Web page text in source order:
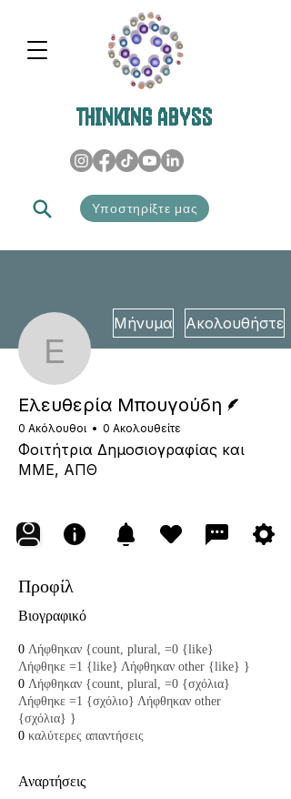
THINKING ABYSS
Υποστηρίξτε μας
Ελευθερία
Μήνυμα Ακολουθήστε
Ελευθερία Μπουγούδη
0 Ακόλουθοι 0 Ακολουθείτε
Φοιτήτρια Δημοσιογραφίας και
ΜΜΕ, ΑΠΘ
Προφίλ
Βιογραφικό
0 Λήφθηκαν {count, plural, =0 {like}
Λήφθηκε =1 {like} Λήφθηκαν other {like} }
0 Λήφθηκαν {count, plural, =0 {σχόλια}
Λήφθηκε =1 {σχόλιο} Λήφθηκαν other
{σχόλια} }
0 καλύτερες απαντήσεις
Αναρτήσεις